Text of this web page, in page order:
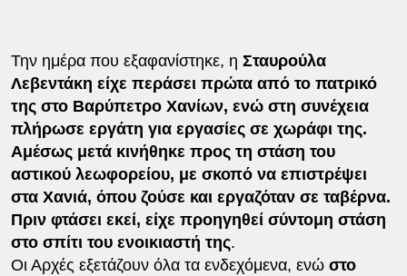
Την ημέρα που εξαφανίστηκε, η Σταυρούλα
Λεβεντάκη είχε περάσει πρώτα από το πατρικό
της στο Βαρύπετρο Χανίων, ενώ στη συνέχεια
πλήρωσε εργάτη για εργασίες σε χωράφι της.
Αμέσως μετά κινήθηκε προς τη στάση του
αστικού λεωφορείου, με σκοπό να επιστρέψει
στα Χανιά, όπου ζούσε και εργαζόταν σε ταβέρνα.
Πριν φτάσει εκεί, είχε προηγηθεί σύντομη στάση
στο σπίτι του ενοικιαστή της.
Οι Αρχές εξετάζουν όλα τα ενδεχόμενα, ενώ στο